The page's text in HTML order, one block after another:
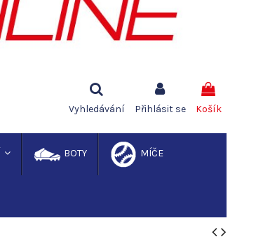
Vyhledávání Přihlásit se Košík
BOTY MÍČE